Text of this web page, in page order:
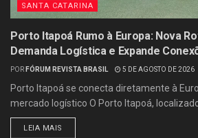
SANTA CATARINA
Porto Itapoá Rumo à Europa: Nova
Demanda Logística e Expande
POR FÓRUM REVISTA BRASIL 5 DE AGOSTO DE 2026
Porto Itapoá se conecta diretamente à
mercado logístico O Porto Itapoá,
LEIA MAIS